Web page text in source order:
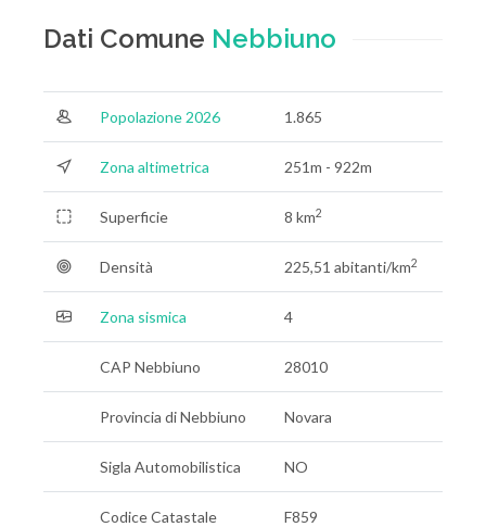
Dati Comune Nebbiuno
Popolazione 2026 1.865
Zona altimetrica 251m - 922m
Superficie 8 km2
Densità 225,51 abitanti/km2
Zona sismica 4
CAP Nebbiuno 28010
Provincia di Nebbiuno Novara
Sigla Automobilistica NO
Codice Catastale F859